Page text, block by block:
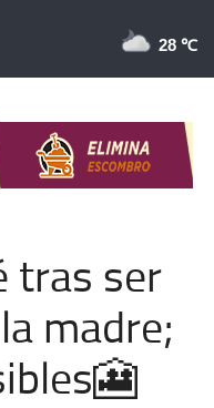
28 ℃
tras ser
madre;